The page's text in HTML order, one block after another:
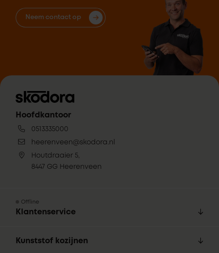
Neem contact op
Hoofdkantoor
0513335000
heerenveen@skodora.nl
Houtdraaier 5,
8447 GG Heerenveen
Offline
Klantenservice
Kunststof kozijnen